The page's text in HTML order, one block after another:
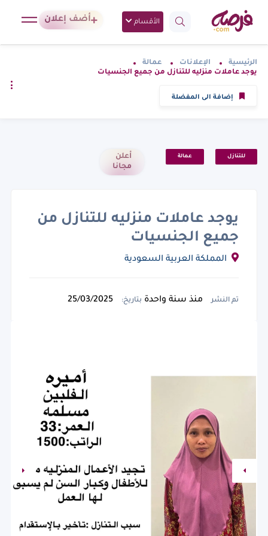
الأقسام أضف إعلان
الرئيسية الإعلانات
عمالة
يوجد عاملات منزليه للتنازل من جميع الجنسيات
إضافة الى المفضلة
للتنازل عمالة
أعلن
مجانا
يوجد عاملات منزليه للتنازل من
جميع الجنسيات
تم النشر منذ سنة واحدة بتاريخ: